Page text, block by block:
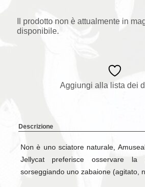
Il prodotto non è attualmente in
disponibile.
Aggiungi alla lista dei
Descrizione
Non è uno sciatore naturale,
Jellycat preferisce osservare la
sorseggiando uno zabaione (agitato,